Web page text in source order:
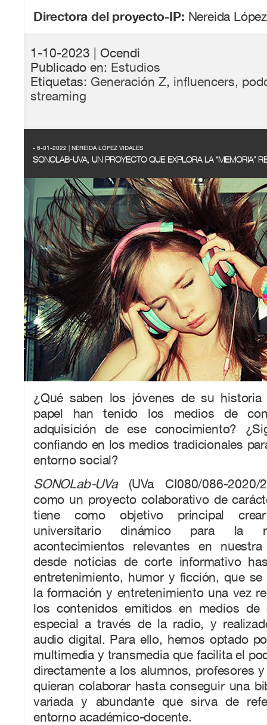
Directora del proyecto-IP: Nereida
1-10-2023 | Ocendi
Publicado en: Estudios
Etiquetas: Generación Z, influencers,
streaming
- 6-01-2022 | NEREIDA LÓPEZ VIDALES
SONOLAB-UVA, UN PROYECTO QUE EXPLORA LA “MEMORIA”
¿Qué saben los jóvenes de su historia
papel han tenido los medios de
adquisición de ese conocimiento?
confiando en los medios tradicionales
entorno social?
SONOLab-UVa(UVa CI080/086-2020/
como un proyecto colaborativo de
tiene como objetivo principal
universitario dinámico para la
acontecimientos relevantes en
desde noticias de corte informativo
entretenimiento, humor y ficción, que se
la formación y entretenimiento una vez
los contenidos emitidos en medios de
especial a través de la radio, y
audio digital. Para ello, hemos optado
multimedia y transmedia que facilita el
directamente a los alumnos, profesores
quieran colaborar hasta conseguir una
variada y abundante que sirva de
entorno académico-docente.